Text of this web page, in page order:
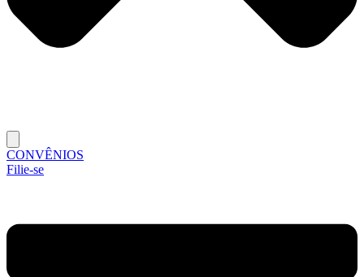
CONVÊNIOS
Filie-se